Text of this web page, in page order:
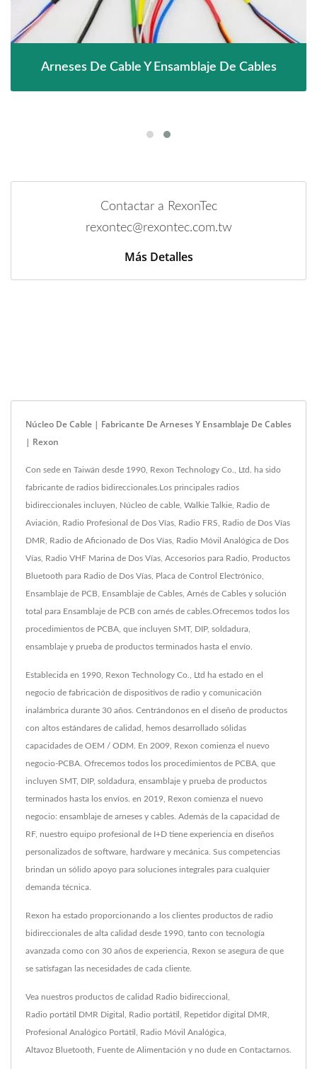
Arneses De Cable Y Ensamblaje De Cables
Contactar a RexonTec
rexontec@rexontec.com.tw
Más Detalles
Núcleo De Cable | Fabricante De Arneses Y Ensamblaje De Cables
| Rexon
Con sede en Taiwán desde 1990, Rexon Technology Co., Ltd. ha sido
fabricante de radios bidireccionales.Los principales radios
bidireccionales incluyen, Núcleo de cable, Walkie Talkie, Radio de
Aviación, Radio Profesional de Dos Vías, Radio FRS, Radio de Dos Vías
DMR, Radio de Aficionado de Dos Vías, Radio Móvil Analógica de Dos
Vías, Radio VHF Marina de Dos Vías, Accesorios para Radio, Productos
Bluetooth para Radio de Dos Vías, Placa de Control Electrónico,
Ensamblaje de PCB, Ensamblaje de Cables, Arnés de Cables y solución
total para Ensamblaje de PCB con arnés de cables.Ofrecemos todos los
procedimientos de PCBA, que incluyen SMT, DIP, soldadura,
ensamblaje y prueba de productos terminados hasta el envío.
Establecida en 1990, Rexon Technology Co., Ltd ha estado en el
negocio de fabricación de dispositivos de radio y comunicación
inalámbrica durante 30 años. Centrándonos en el diseño de productos
con altos estándares de calidad, hemos desarrollado sólidas
capacidades de OEM / ODM. En 2009, Rexon comienza el nuevo
negocio-PCBA. Ofrecemos todos los procedimientos de PCBA, que
incluyen SMT, DIP, soldadura, ensamblaje y prueba de productos
terminados hasta los envíos. en 2019, Rexon comienza el nuevo
negocio: ensamblaje de arneses y cables. Además de la capacidad de
RF, nuestro equipo profesional de I+D tiene experiencia en diseños
personalizados de software, hardware y mecánica. Sus competencias
brindan un sólido apoyo para soluciones integrales para cualquier
demanda técnica.
Rexon ha estado proporcionando a los clientes productos de radio
bidireccionales de alta calidad desde 1990, tanto con tecnología
avanzada como con 30 años de experiencia, Rexon se asegura de que
se satisfagan las necesidades de cada cliente.
Vea nuestros productos de calidad Radio bidireccional
Radio portátil DMR Digital Radio portátil Repetidor digital DMR
Profesional Analógico Portátil Radio Móvil Analógica
Altavoz Bluetooth Fuente de Alimentación y no dude en Contactarnos